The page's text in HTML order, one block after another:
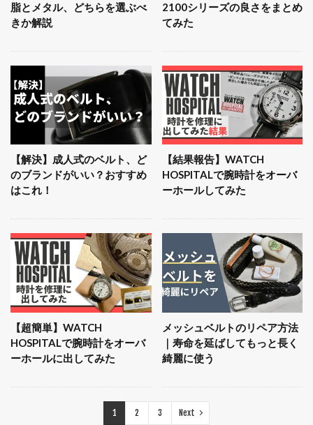
脂とメタル、どちらを選ぶべ
きか解説
2100シリーズの良さをまとめ
てみた
【解決】成人式のベルト、ど
のブランドがいい？おすすめ
はこれ！
【結果報告】WATCH
HOSPITALで腕時計をオーバ
ーホールしてみた
【超簡単】WATCH
HOSPITALで腕時計をオーバ
ーホールに出してみた
メッシュベルトのリペア方法
｜寿命を延ばしてもっと長く
綺麗に使う
1 2 3 Next